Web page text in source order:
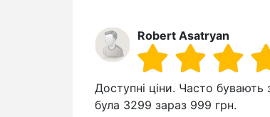
Robert Asatryan
Доступні ціни. Часто
була 3299 зараз 999 грн.